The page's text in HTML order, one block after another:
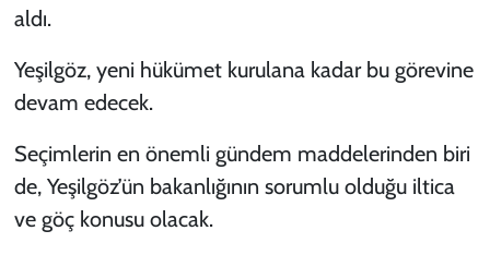
aldı.
Yeşilgöz, yeni hükümet kurulana kadar bu görevine
devam edecek.
Seçimlerin en önemli gündem maddelerinden biri
de, Yeşilgöz’ün bakanlığının sorumlu olduğu iltica
ve göç konusu olacak.